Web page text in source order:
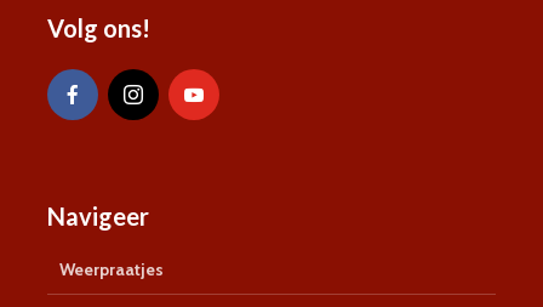
Volg ons!
Navigeer
Weerpraatjes